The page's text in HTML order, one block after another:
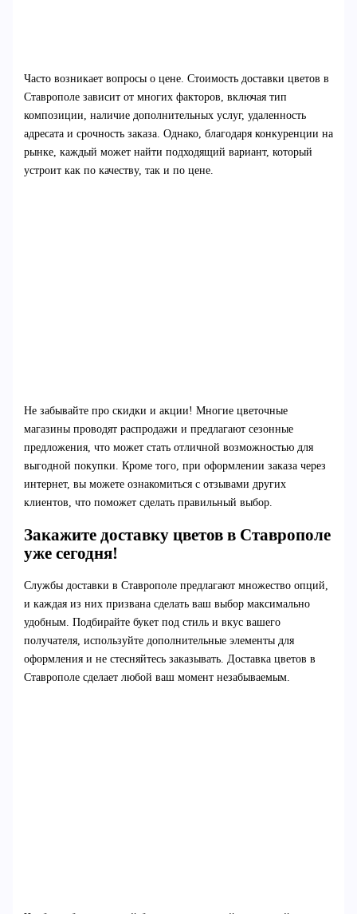
Часто возникает вопросы о цене. Стоимость доставки цветов в
Ставрополе зависит от многих факторов, включая тип
композиции, наличие дополнительных услуг, удаленность
адресата и срочность заказа. Однако, благодаря конкуренции на
рынке, каждый может найти подходящий вариант, который
устроит как по качеству, так и по цене.
Не забывайте про скидки и акции! Многие цветочные
магазины проводят распродажи и предлагают сезонные
предложения, что может стать отличной возможностью для
выгодной покупки. Кроме того, при оформлении заказа через
интернет, вы можете ознакомиться с отзывами других
клиентов, что поможет сделать правильный выбор.
Закажите доставку цветов в Ставрополе
уже сегодня!
Службы доставки в Ставрополе предлагают множество опций,
и каждая из них призвана сделать ваш выбор максимально
удобным. Подбирайте букет под стиль и вкус вашего
получателя, используйте дополнительные элементы для
оформления и не стесняйтесь заказывать. Доставка цветов в
Ставрополе сделает любой ваш момент незабываемым.